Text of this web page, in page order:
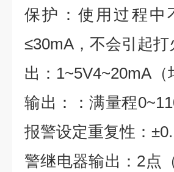
保护：使用过程中
≤30mA，不会引起
出：1~5V4~20mA
输出：：满量程
报警设定重复性：
警继电器输出：2点